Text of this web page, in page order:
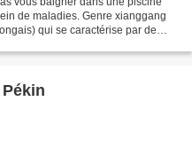
de maladies. Genre xianggang
qui se caractérise par de